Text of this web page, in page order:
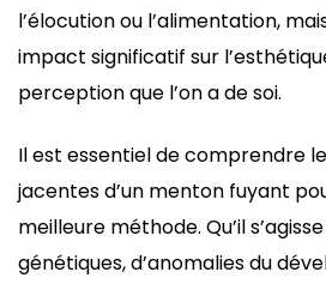
l’élocution ou l’alimentation,
impact significatif sur
perception que l’on a de soi.
Il est essentiel de comprendre
jacentes d’un menton fuyant
meilleure méthode. Qu’il
génétiques, d’anomalies du